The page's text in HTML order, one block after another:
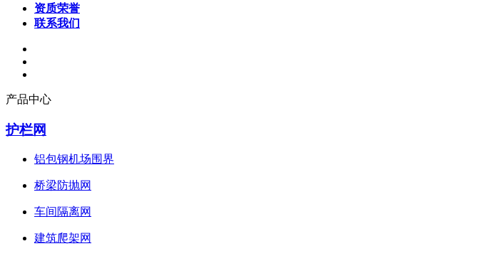
资质荣誉
联系我们
产品中心
护栏网
铝包钢机场围界
桥梁防抛网
车间隔离网
建筑爬架网